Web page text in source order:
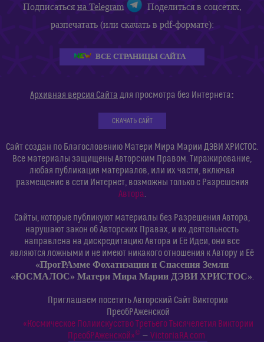
Подписатьсяна Telegram
Поделиться в соцсетях,
разпечатать (или скачать в pdf-формате):
ВСЕ СТРАНИЦЫ САЙТА
Архивная версия Сайта для просмотра без Интернета:
СКАЧАТЬ САЙТ
Сайт создан по Благословению Матери Мира Марии ДЭВИ ХРИСТОС.
Все материалы защищены Авторским Правом. Тиражирование,
любая публикация материалов, или их части, включая
размещение в сети Интернет, возможны только с Разрешения
Автора.
Сайты, которые публикуют материалы без Разрешения Автора,
нарушают закон об Авторских Правах, и их деятельность
направлена на дискредитацию Автора и Её Идеи, они все
являются ложными и не имеют никакого отношения к Автору и Её
«ПрогРАмме Фохатизации и Спасения Земли
«ЮСМАЛОС» Матери Мира Марии ДЭВИ ХРИСТОС».
Приглашаем посетить Авторский Сайт Виктории
ПреобРАженской
«Космическое Полиискусство Третьего Тысячелетия Виктории
ПреобРАженской»©— VictoriaRA.com